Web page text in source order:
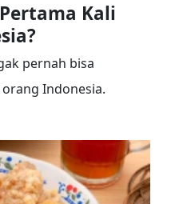
Kali
pernah bisa
Indonesia.